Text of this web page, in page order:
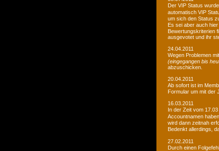
Der VIP Status
automatisch VIP
um sich den Status
Es sei aber auch
Bewertungskriterien
ausgevotet und ihr
24.04.2011
Wegen Problemen
(eingegangen bis
abzuschicken.
20.04.2011
Ab sofort ist im
Formular um mit der
16.03.2011
In der Zeit vom
Accountnamen
wird dann zeitnah
Bedenkt allerdings,
27.02.2011
Durch einen